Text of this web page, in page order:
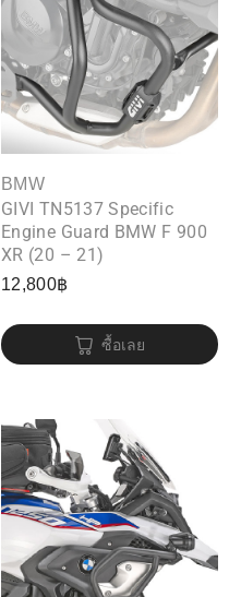
BMW
GIVI TN5137 Specific
Engine Guard BMW F 900
XR (20 – 21)
12,800฿
ซื้อเลย